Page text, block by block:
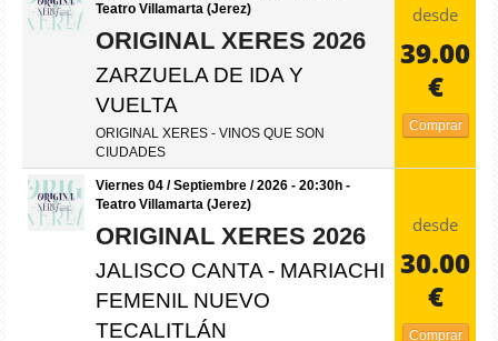
Teatro Villamarta (Jerez)
ORIGINAL XERES 2026
ZARZUELA DE IDA Y
VUELTA
ORIGINAL XERES - VINOS QUE SON
CIUDADES
desde
39.00
€
Comprar
Viernes 04 / Septiembre / 2026 - 20:30h -
Teatro Villamarta (Jerez)
ORIGINAL XERES 2026
JALISCO CANTA - MARIACHI
FEMENIL NUEVO
TECALITLÁN
desde
30.00
€
Comprar